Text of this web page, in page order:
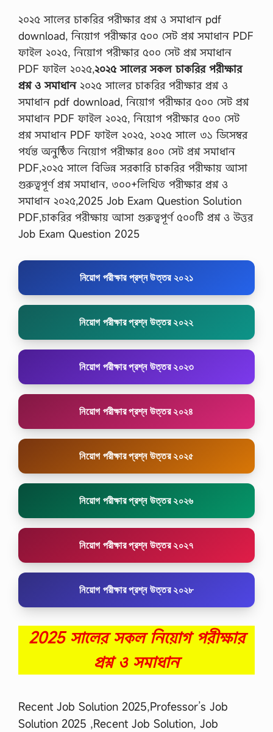
২০২৫ সালের চাকরির পরীক্ষার প্রশ্ন ও সমাধান pdf
download, নিয়োগ পরীক্ষার ৫০০ সেট প্রশ্ন সমাধান PDF
ফাইল ২০২৫, নিয়োগ পরীক্ষার ৫০০ সেট প্রশ্ন সমাধান
PDF ফাইল ২০২৫,২০২৫ সালের সকল চাকরির পরীক্ষার
প্রশ্ন ও সমাধান২০২৫ সালের চাকরির পরীক্ষার প্রশ্ন ও
সমাধান pdf download, নিয়োগ পরীক্ষার ৫০০ সেট প্রশ্ন
সমাধান PDF ফাইল ২০২৫, নিয়োগ পরীক্ষার ৫০০ সেট
প্রশ্ন সমাধান PDF ফাইল ২০২৫, ২০২৫ সালে ৩১ ডিসেম্বর
পর্যন্ত অনুষ্ঠিত নিয়োগ পরীক্ষার ৪০০ সেট প্রশ্ন সমাধান
PDF,২০২৫ সালে বিভিন্ন সরকারি চাকরির পরীক্ষায় আসা
গুরুত্বপূর্ণ প্রশ্ন সমাধান, ৩০০+লিখিত পরীক্ষার প্রশ্ন ও
সমাধান ২০২৫,2025 Job Exam Question Solution
PDF,চাকরির পরীক্ষায় আসা গুরুত্বপূর্ণ ৫০০টি প্রশ্ন ও উত্তর
Job Exam Question 2025
নিয়োগ পরীক্ষার প্রশ্ন উত্তর ২০২১
নিয়োগ পরীক্ষার প্রশ্ন উত্তর ২০২২
নিয়োগ পরীক্ষার প্রশ্ন উত্তর ২০২৩
নিয়োগ পরীক্ষার প্রশ্ন উত্তর ২০২৪
নিয়োগ পরীক্ষার প্রশ্ন উত্তর ২০২৫
নিয়োগ পরীক্ষার প্রশ্ন উত্তর ২০২৬
নিয়োগ পরীক্ষার প্রশ্ন উত্তর ২০২৭
নিয়োগ পরীক্ষার প্রশ্ন উত্তর ২০২৮
2025 সালের সকল নিয়োগ পরীক্ষার
প্রশ্ন ও সমাধান
Recent Job Solution 2025,Professor’s Job
Solution 2025 ,Recent Job Solution, Job